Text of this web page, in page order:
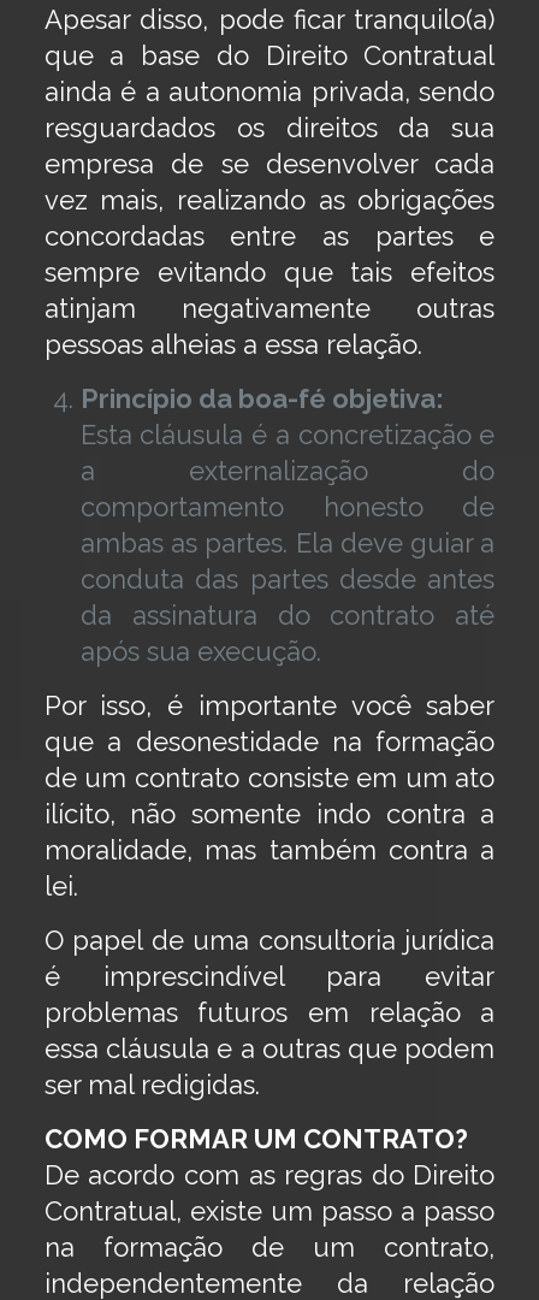
Apesar disso, pode ficar tranquilo(a)
que a base do Direito Contratual
ainda é a autonomia privada, sendo
resguardados os direitos da sua
empresa de se desenvolver cada
vez mais, realizando as obrigações
concordadas entre as partes e
sempre evitando que tais efeitos
atinjam negativamente outras
pessoas alheias a essa relação.
Princípio da boa-fé objetiva:
Esta cláusula é a concretização e
a externalização do
comportamento honesto de
ambas as partes. Ela deve guiar a
conduta das partes desde antes
da assinatura do contrato até
após sua execução.
Por isso, é importante você saber
que a desonestidade na formação
de um contrato consiste em um ato
ilícito, não somente indo contra a
moralidade, mas também contra a
lei.
O papel de uma consultoria jurídica
é imprescindível para evitar
problemas futuros em relação a
essa cláusula e a outras que podem
ser mal redigidas.
COMO FORMAR UM CONTRATO?
De acordo com as regras do Direito
Contratual, existe um passo a passo
na formação de um contrato,
independentemente da relação